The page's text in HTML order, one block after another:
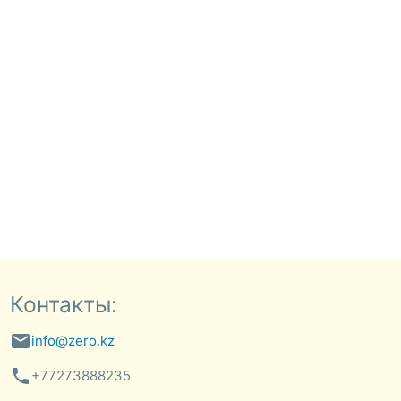
Контакты:
emailinfo@zero.kz
phone +77273888235